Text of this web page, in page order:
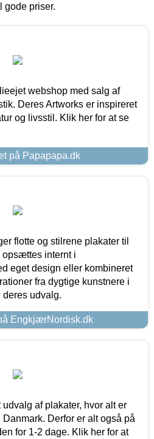
gode priser.
webshop med salg af
Deres Artworks er inspireret
og livsstil. Klik her for at se
på Papapapa.dk
flotte og stilrene plakater til
opsættes internt i
eget design eller kombineret
fra dygtige kunstnere i
deres udvalg.
EngkjærNordisk.dk
af plakater, hvor alt er
Derfor er alt også på
for 1-2 dage. Klik her for at